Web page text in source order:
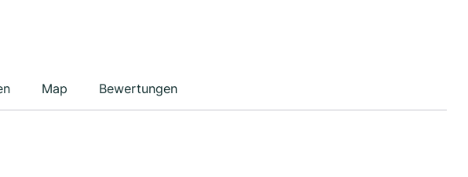
Map Bewertungen